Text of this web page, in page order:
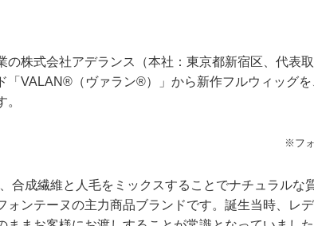
の株式会社アデランス（本社：東京都新宿区、代表
「VALAN®（ヴァラン®）」から新作フルウィッグ
※フ
合成繊維と人毛をミックスすることでナチュラルな
ォンテーヌの主力商品ブランドです。誕生当時、レ